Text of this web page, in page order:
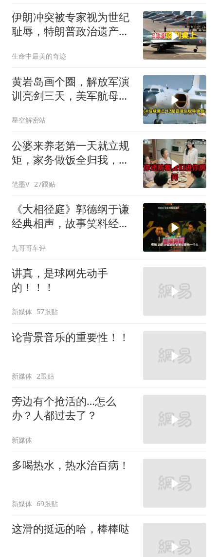
伊朗冲突被专家视为世纪
耻辱，特朗普政治遗产遭
生命中最美的奇迹
黄岩岛画个圈，解放军演
训亮剑三天，美军航母从
星空解密站
公婆来养老第一天就立规
矩，家务做饭全归我，老
寂静
笔墨V 27跟贴
《大相径庭》郭德纲于谦
经典相声，故事笑料经典
九哥哥车评
讲真，是球网先动手
的！！！
新媒体 57跟贴
论背景音乐的重要性！！
新媒体 2跟贴
旁边有个抢活的…怎么
办？人都过去了？
新媒体
多喝热水，热水治百病！
新媒体 69跟贴
这滑的挺远的哈，棒棒哒